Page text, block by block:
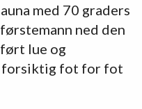
med 70 graders
ned den
lue og
forsiktig fot for fot